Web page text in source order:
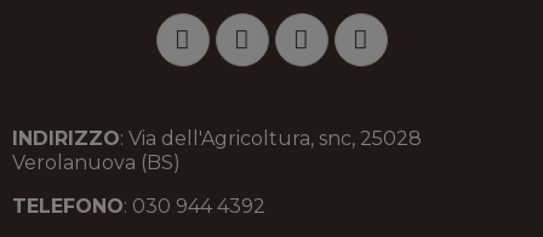
INDIRIZZO: Via dell'Agricoltura, snc, 25028
Verolanuova (BS)
TELEFONO: 030 944 4392